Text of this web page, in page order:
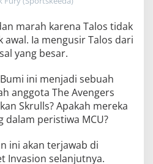
marah karena Talos tidak
Ia mengusir Talos dari
yang besar.
ini menjadi sebuah
anggota The Avengers
Skrulls? Apakah mereka
peristiwa MCU?
ini akan terjawab di
Invasion selanjutnya.